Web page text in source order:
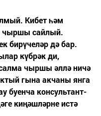
Кибет һәм
чыршы сайлый.
бирүчеләр дә бар.
күбрәк ди,
чыршы әллә ничә
гына акчаны янга
буенча консультант-
киңәшләрне истә